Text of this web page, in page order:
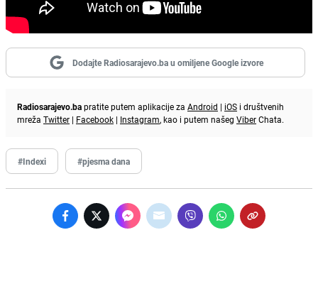
Dodajte Radiosarajevo.ba u omiljene Google izvore
Radiosarajevo.bapratite putem aplikacije za Android | iOS i društvenih
mreža Twitter | Facebook | Instagram, kao i putem našeg ViberChata.
#Indexi #pjesma dana